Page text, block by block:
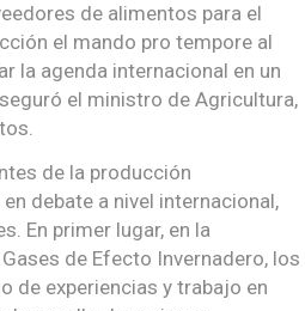
de alimentos para el
el mando pro tempore al
la agenda internacional en un
el ministro de Agricultura,
de la producción
debate a nivel internacional,
En primer lugar, en la
de Efecto Invernadero, los
de experiencias y trabajo en